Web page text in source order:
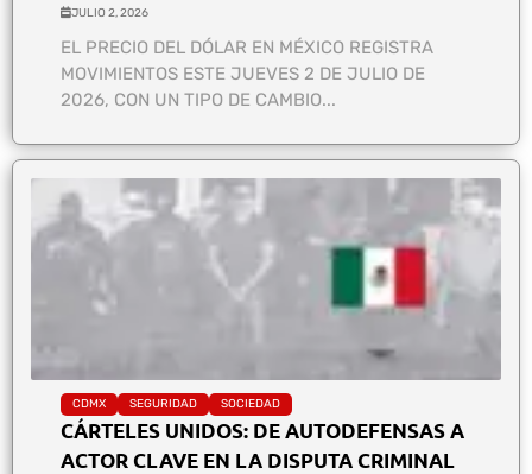
JULIO 2, 2026
EL PRECIO DEL DÓLAR EN MÉXICO REGISTRA
MOVIMIENTOS ESTE JUEVES 2 DE JULIO DE
2026, CON UN TIPO DE CAMBIO...
CDMX SEGURIDAD SOCIEDAD
CÁRTELES UNIDOS: DE AUTODEFENSAS A
ACTOR CLAVE EN LA DISPUTA CRIMINAL